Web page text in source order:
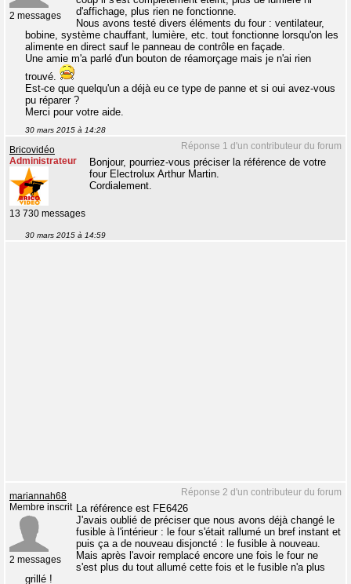
2 messages
d'affichage, plus rien ne fonctionne.
Nous avons testé divers éléments du four : ventilateur,
bobine, système chauffant, lumière, etc. tout fonctionne lorsqu'on les
alimente en direct sauf le panneau de contrôle en façade.
Une amie m'a parlé d'un bouton de réamorçage mais je n'ai rien
trouvé.
Est-ce que quelqu'un a déjà eu ce type de panne et si oui avez-vous
pu réparer ?
Merci pour votre aide.
30 mars 2015 à 14:28
Réponse 1 d'un contributeur du forum
Bricovidéo
Administrateur
13 730 messages
Bonjour, pourriez-vous préciser la référence de votre
four Electrolux Arthur Martin.
Cordialement.
30 mars 2015 à 14:59
Réponse 2 d'un contributeur du forum
mariannah68
Membre inscrit
2 messages
La référence est FE6426
J'avais oublié de préciser que nous avons déjà changé le
fusible à l'intérieur : le four s'était rallumé un bref instant et
puis ça a de nouveau disjoncté : le fusible à nouveau.
Mais après l'avoir remplacé encore une fois le four ne
s'est plus du tout allumé cette fois et le fusible n'a plus
grillé !